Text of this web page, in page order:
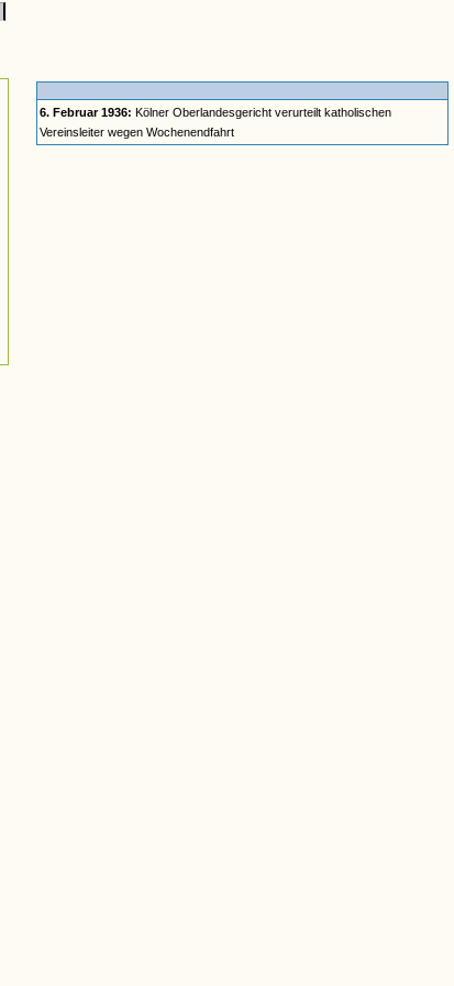
6. Februar 1936: Kölner Oberlandesgericht verurteilt katholischen
Vereinsleiter wegen Wochenendfahrt